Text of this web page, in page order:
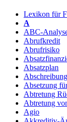
Lexikon für
A
ABC-
Abrufkredit
Abrufrisiko
Absatzplan
Absetzung
Abtretung
Abtretung
Agio